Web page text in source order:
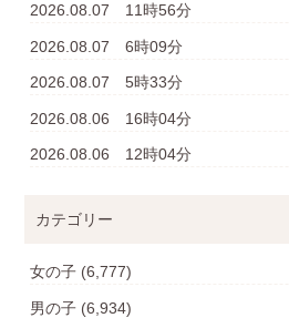
2026.08.07 11時56分
2026.08.07 6時09分
2026.08.07 5時33分
2026.08.06 16時04分
2026.08.06 12時04分
カテゴリー
女の子 (6,777)
男の子 (6,934)